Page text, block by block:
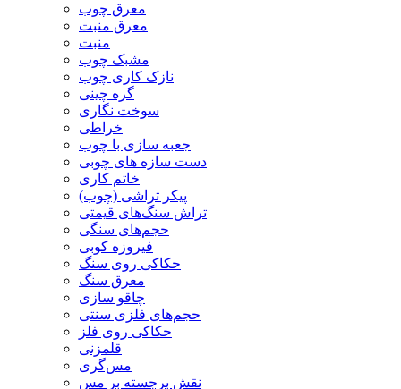
معرق چوب
معرق منبت
منبت
مشبک چوب
نازک کاری چوب
گره چینی
سوخت نگاری
خراطی
جعبه سازی با چوب
دست سازه های چوبی
خاتم کاری
پیکر تراشی (چوب)
تراش سنگ‌های قیمتی
حجم‌های سنگی
فیروزه کوبی
حکاکی روی سنگ
معرق سنگ
چاقو سازی
حجم‌های فلزی سنتی
حکاکی روی فلز
قلمزنی
مس‌گری
نقش برجسته بر مس